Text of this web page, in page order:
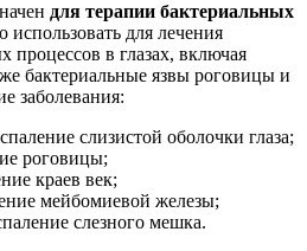
для терапии бактериальных
использовать для лечения
процессов в глазах, включая
бактериальные язвы роговицы и
заболевания:
слизистой оболочки глаза;
роговицы;
краев век;
мейбомиевой железы;
слезного мешка.